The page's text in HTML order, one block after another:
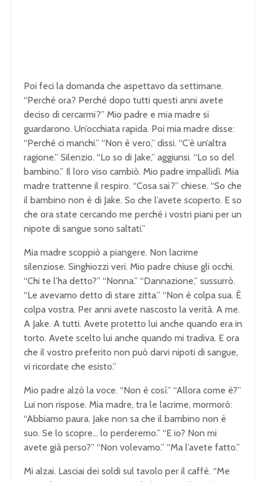
Poi feci la domanda che aspettavo da settimane.
“Perché ora? Perché dopo tutti questi anni avete
deciso di cercarmi?” Mio padre e mia madre si
guardarono. Un’occhiata rapida. Poi mia madre disse:
“Perché ci manchi.” “Non è vero,” dissi. “C’è un’altra
ragione.” Silenzio. “Lo so di Jake,” aggiunsi. “Lo so del
bambino.” Il loro viso cambiò. Mio padre impallidì. Mia
madre trattenne il respiro. “Cosa sai?” chiese. “So che
il bambino non è di Jake. So che l’avete scoperto. E so
che ora state cercando me perché i vostri piani per un
nipote di sangue sono saltati.”
Mia madre scoppiò a piangere. Non lacrime
silenziose. Singhiozzi veri. Mio padre chiuse gli occhi.
“Chi te l’ha detto?” “Nonna.” “Dannazione,” sussurrò.
“Le avevamo detto di stare zitta.” “Non è colpa sua. È
colpa vostra. Per anni avete nascosto la verità. A me.
A Jake. A tutti. Avete protetto lui anche quando era in
torto. Avete scelto lui anche quando mi tradiva. E ora
che il vostro preferito non può darvi nipoti di sangue,
vi ricordate che esisto.”
Mio padre alzò la voce. “Non è così.” “Allora come è?”
Lui non rispose. Mia madre, tra le lacrime, mormorò:
“Abbiamo paura. Jake non sa che il bambino non è
suo. Se lo scopre… lo perderemo.” “E io? Non mi
avete già perso?” “Non volevamo.” “Ma l’avete fatto.”
Mi alzai. Lasciai dei soldi sul tavolo per il caffè. “Me